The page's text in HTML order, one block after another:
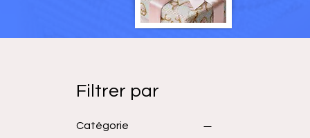
Filtrer par
Catégorie